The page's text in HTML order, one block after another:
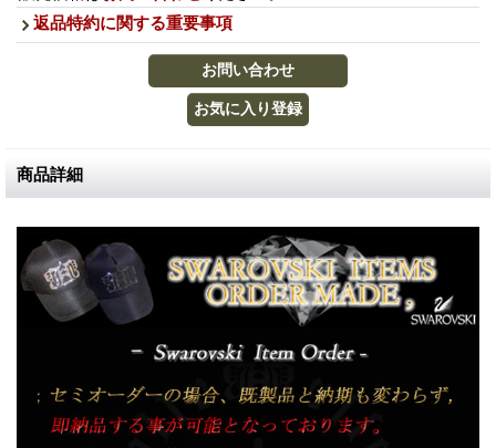
返品特約に関する重要事項
商品詳細